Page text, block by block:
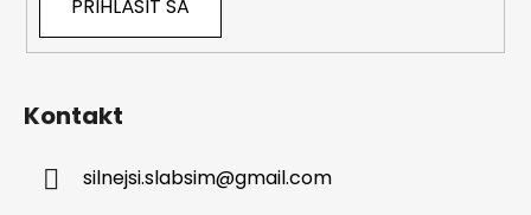
PRIHLÁSIŤ SA
Kontakt
silnejsi.slabsim@gmail.com